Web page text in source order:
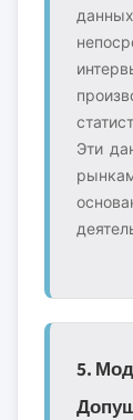
Эти
5.